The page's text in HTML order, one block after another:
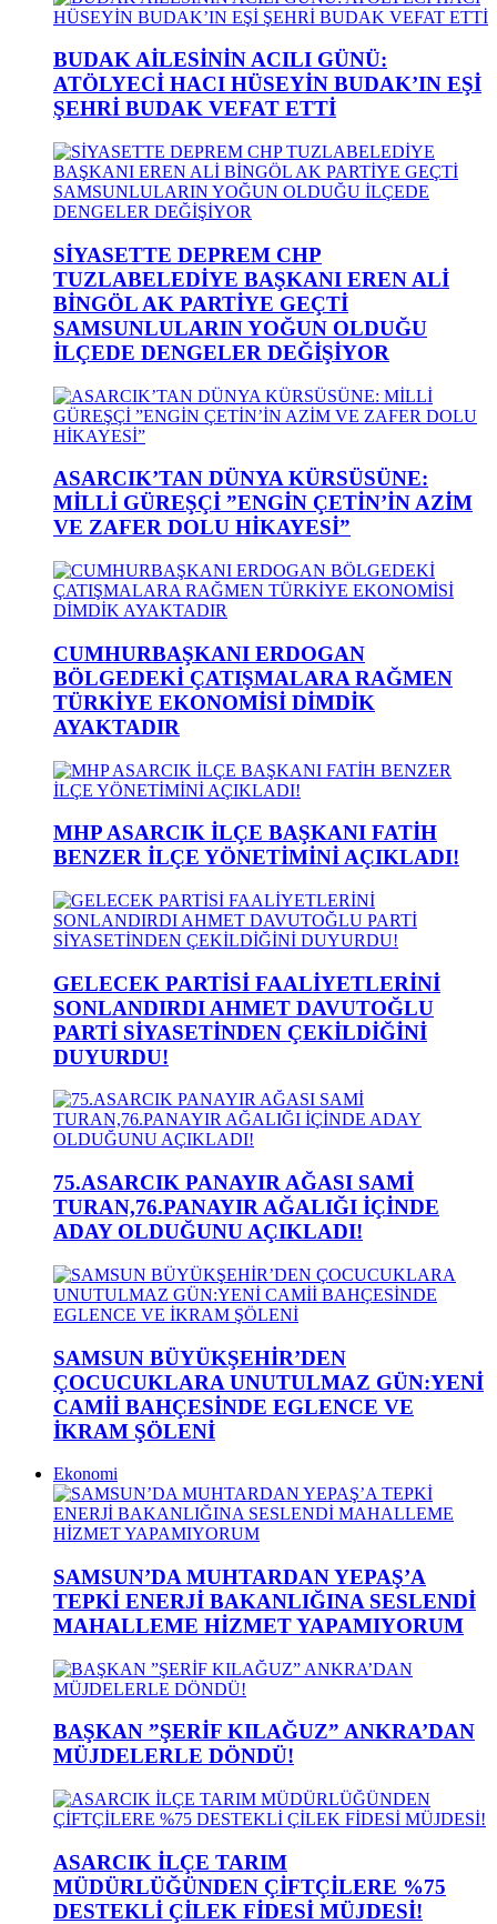
BUDAK AİLESİNİN ACILI GÜNÜ:
ATÖLYECİ HACI HÜSEYİN BUDAK’IN EŞİ
ŞEHRİ BUDAK VEFAT ETTİ
SİYASETTE DEPREM CHP
TUZLABELEDİYE BAŞKANI EREN ALİ
BİNGÖL AK PARTİYE GEÇTİ
SAMSUNLULARIN YOĞUN OLDUĞU
İLÇEDE DENGELER DEĞİŞİYOR
ASARCIK’TAN DÜNYA KÜRSÜSÜNE:
MİLLİ GÜREŞÇİ ”ENGİN ÇETİN’İN AZİM
VE ZAFER DOLU HİKAYESİ”
CUMHURBAŞKANI ERDOGAN
BÖLGEDEKİ ÇATIŞMALARA RAĞMEN
TÜRKİYE EKONOMİSİ DİMDİK
AYAKTADIR
MHP ASARCIK İLÇE BAŞKANI FATİH
BENZER İLÇE YÖNETİMİNİ AÇIKLADI!
GELECEK PARTİSİ FAALİYETLERİNİ
SONLANDIRDI AHMET DAVUTOĞLU
PARTİ SİYASETİNDEN ÇEKİLDİĞİNİ
DUYURDU!
75.ASARCIK PANAYIR AĞASI SAMİ
TURAN,76.PANAYIR AĞALIĞI İÇİNDE
ADAY OLDUĞUNU AÇIKLADI!
SAMSUN BÜYÜKŞEHİR’DEN
ÇOCUCUKLARA UNUTULMAZ GÜN:YENİ
CAMİİ BAHÇESİNDE EGLENCE VE
İKRAM ŞÖLENİ
Ekonomi
SAMSUN’DA MUHTARDAN YEPAŞ’A
TEPKİ ENERJİ BAKANLIĞINA SESLENDİ
MAHALLEME HİZMET YAPAMIYORUM
BAŞKAN ”ŞERİF KILAĞUZ” ANKRA’DAN
MÜJDELERLE DÖNDÜ!
ASARCIK İLÇE TARIM
MÜDÜRLÜĞÜNDEN ÇİFTÇİLERE %75
DESTEKLİ ÇİLEK FİDESİ MÜJDESİ!